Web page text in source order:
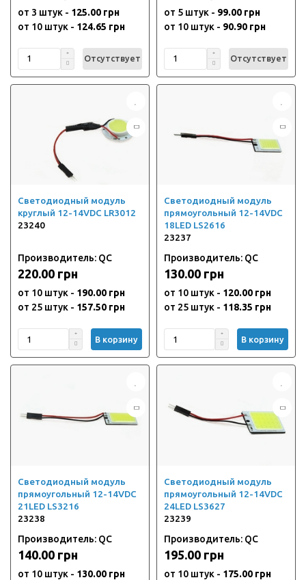
от 3 штук - 125.00 грн
от 10 штук - 124.65 грн
Отсутствует
от 5 штук - 99.00 грн
от 10 штук - 90.90 грн
Отсутствует
Светодиодный модуль
круглый 12-14VDC LR3012
23240
Производитель: QC
220.00 грн
от 10 штук - 190.00 грн
от 25 штук - 157.50 грн
В корзину
Светодиодный модуль
прямоугольный 12-14VDC
18LED LS2616
23237
Производитель: QC
130.00 грн
от 10 штук - 120.00 грн
от 25 штук - 118.35 грн
В корзину
Светодиодный модуль
прямоугольный 12-14VDC
21LED LS3216
23238
Производитель: QC
140.00 грн
от 10 штук - 130.00 грн
Светодиодный модуль
прямоугольный 12-14VDC
24LED LS3627
23239
Производитель: QC
195.00 грн
от 10 штук - 175.00 грн